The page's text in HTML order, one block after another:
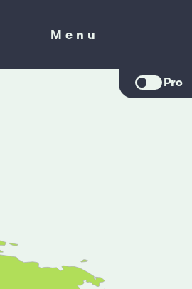
Menu
Menu
Pro